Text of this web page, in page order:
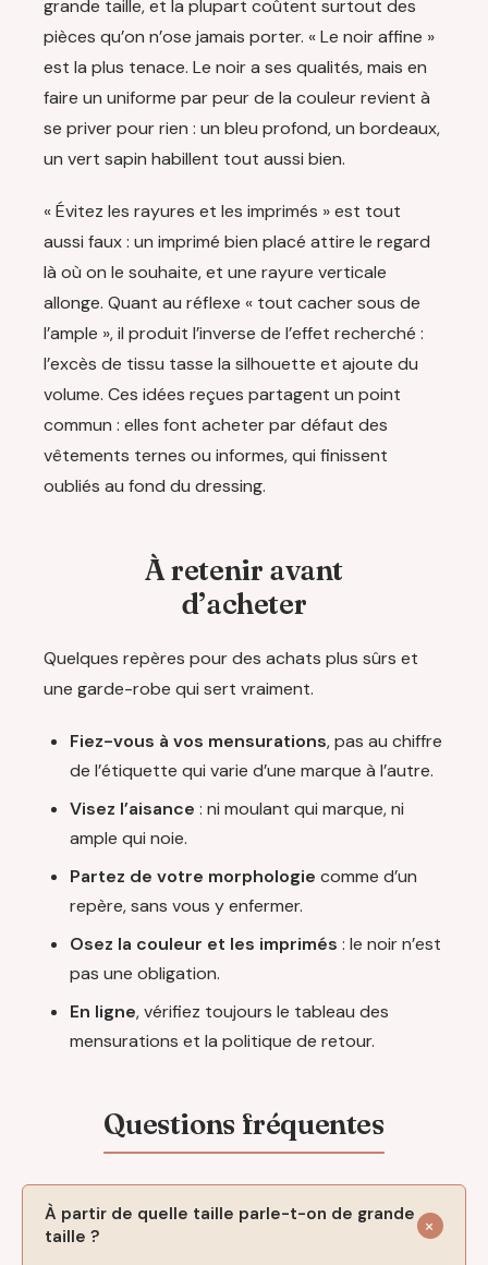
grande taille, et la plupart coûtent surtout des
pièces qu’on n’ose jamais porter. « Le noir affine »
est la plus tenace. Le noir a ses qualités, mais en
faire un uniforme par peur de la couleur revient à
se priver pour rien : un bleu profond, un bordeaux,
un vert sapin habillent tout aussi bien.
« Évitez les rayures et les imprimés » est tout
aussi faux : un imprimé bien placé attire le regard
là où on le souhaite, et une rayure verticale
allonge. Quant au réflexe « tout cacher sous de
l’ample », il produit l’inverse de l’effet recherché :
l’excès de tissu tasse la silhouette et ajoute du
volume. Ces idées reçues partagent un point
commun : elles font acheter par défaut des
vêtements ternes ou informes, qui finissent
oubliés au fond du dressing.
À retenir avant
d’acheter
Quelques repères pour des achats plus sûrs et
une garde-robe qui sert vraiment.
Fiez-vous à vos mensurations, pas au chiffre
de l’étiquette qui varie d’une marque à l’autre.
Visez l’aisance : ni moulant qui marque, ni
ample qui noie.
Partez de votre morphologie comme d’un
repère, sans vous y enfermer.
Osez la couleur et les imprimés : le noir n’est
pas une obligation.
En ligne, vérifiez toujours le tableau des
mensurations et la politique de retour.
À partir de quelle taille parle-t-on de grande
taille ?